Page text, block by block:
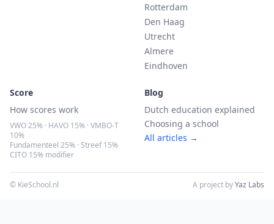
Rotterdam
Den Haag
Utrecht
Almere
Eindhoven
Score
How scores work
VWO 25% · HAVO 15% · VMBO-T
10%
Fundamenteel 25% · Streef 15%
CITO 15% modifier
Blog
Dutch education explained
Choosing a school
All articles →
© KieSchool.nl A project byYaz Labs